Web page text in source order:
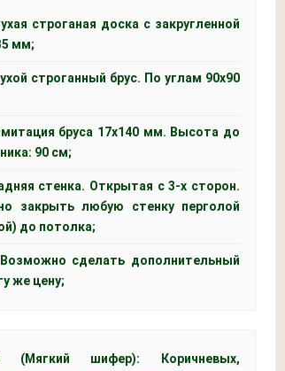
строганая доска с закругленной
мм;
строганный брус. По углам 90х90
бруса 17х140 мм. Высота до
90 см;
стенка. Открытая с 3-х сторон.
закрыть любую стенку перголой
до потолка;
сделать дополнительный
же цену;
(Мягкий шифер): Коричневых,